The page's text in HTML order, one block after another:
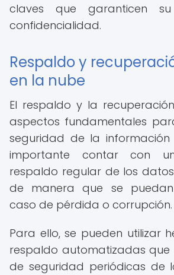
claves que garanticen
confidencialidad.
Respaldo y
en la nube
El respaldo y la
aspectos fundamentales
seguridad de la información
importante contar con
respaldo regular de los
de manera que se
caso de pérdida o corrupción.
Para ello, se pueden utilizar
respaldo automatizadas que
de seguridad periódicas de